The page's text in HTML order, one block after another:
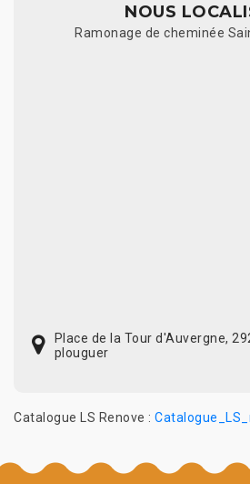
NOUS
Ramonage de cheminée
Place de la Tour d'Auvergne,
plouguer
Catalogue LS Renove :